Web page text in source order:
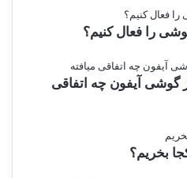
را فعال کنیم؟
گوشی آیفون چه اتفاقی
بخریم؟